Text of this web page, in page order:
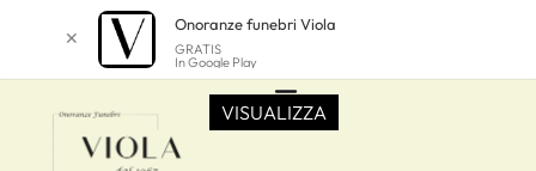
✕
Onoranze funebri Viola
GRATIS
In Google Play
VISUALIZZA